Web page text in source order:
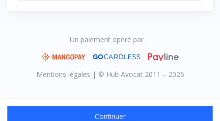
Continuer
Un paiement opéré par :
Mentions légales | © Hub Avocat 2011 – 2026